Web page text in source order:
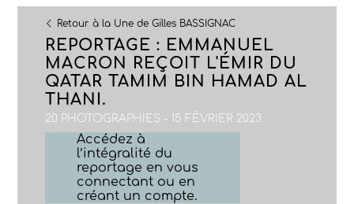
Retour à la Une de Gilles BASSIGNAC
REPORTAGE : EMMANUEL
MACRON REÇOIT L'ÉMIR DU
QATAR TAMIM BIN HAMAD AL
THANI.
20 PHOTOGRAPHIES - 15 FÉVRIER 2023
Accédez à
l’intégralité du
reportage en vous
connectant ou en
créant un compte.